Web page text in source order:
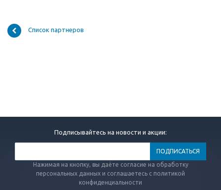
Список партнеров
Подписывайтесь на новости и акции:
Нажимая на кнопку, вы даёте согласие на обработку
персональных данных и соглашаетесь с политикой
конфиденциальности